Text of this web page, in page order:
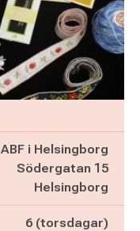
ABF i Helsingborg
Södergatan 15
Helsingborg
6 (torsdagar)